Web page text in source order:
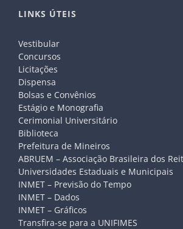
LINKS ÚTEIS
Vestibular
Concursos
Licitações
Dispensa
Bolsas e Convênios
Estágio e Monografia
Cerimonial Universitário
Biblioteca
Prefeitura de Mineiros
ABRUEM – Associação Brasileira dos
Universidades Estaduais e Municipais
INMET – Previsão do Tempo
INMET – Dados
INMET – Gráficos
Transfira-se para a UNIFIMES